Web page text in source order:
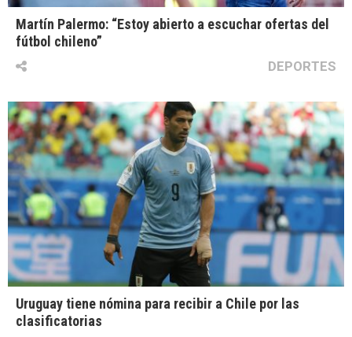
Martín Palermo: “Estoy abierto a escuchar ofertas del
fútbol chileno”
DEPORTES
Uruguay tiene nómina para recibir a Chile por las
clasificatorias